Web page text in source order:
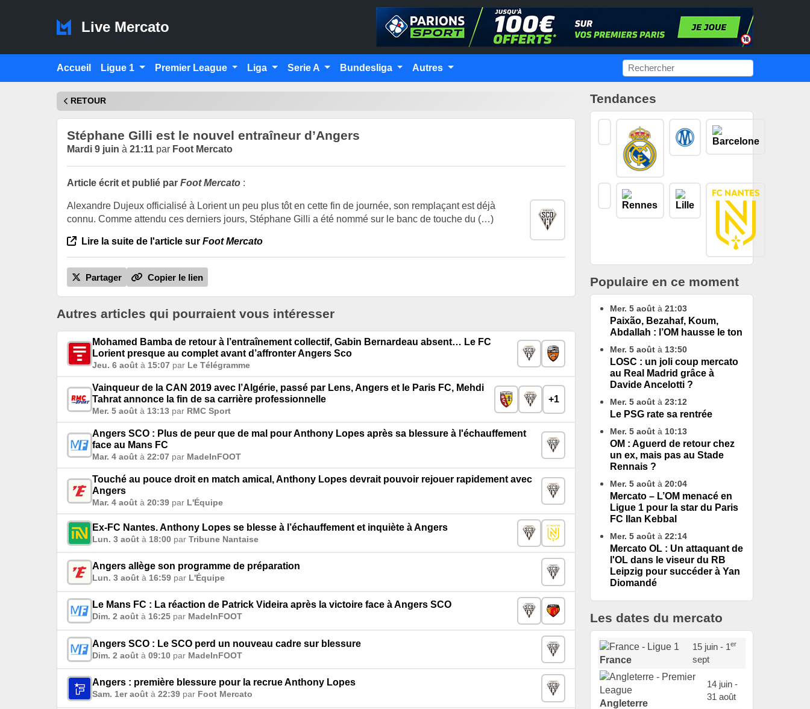
Live Mercato
Accueil Ligue 1 Premier League Liga Serie A Bundesliga Autres
RETOUR
Stéphane Gilli est le nouvel entraîneur d’Angers
Mardi 9 juin à 21:11 par Foot Mercato
Article écrit et publié par Foot Mercato :
Alexandre Dujeux officialisé à Lorient un peu plus tôt en cette fin de journée, son remplaçant est déjà
connu. Comme attendu ces derniers jours, Stéphane Gilli a été nommé sur le banc de touche du (…)
Lire la suite de l'article sur Foot Mercato
Partager Copier le lien
Autres articles qui pourraient vous intéresser
Mohamed Bamba de retour à l’entraînement collectif, Gabin Bernardeau absent… Le FC
Lorient presque au complet avant d’affronter Angers Sco
Jeu. 6 août à 15:07 par Le Télégramme
Vainqueur de la CAN 2019 avec l’Algérie, passé par Lens, Angers et le Paris FC, Mehdi
Tahrat annonce la fin de sa carrière professionnelle
Mer. 5 août à 13:13 par RMC Sport
+1
Angers SCO : Plus de peur que de mal pour Anthony Lopes après sa blessure à l'échauffement
face au Mans FC
Mar. 4 août à 22:07 par MadeInFOOT
Touché au pouce droit en match amical, Anthony Lopes devrait pouvoir rejouer rapidement avec
Angers
Mar. 4 août à 20:39 par L'Équipe
Ex-FC Nantes. Anthony Lopes se blesse à l’échauffement et inquiète à Angers
Lun. 3 août à 18:00 par Tribune Nantaise
Angers allège son programme de préparation
Lun. 3 août à 16:59 par L'Équipe
Le Mans FC : La réaction de Patrick Videira après la victoire face à Angers SCO
Dim. 2 août à 16:25 par MadeInFOOT
Angers SCO : Le SCO perd un nouveau cadre sur blessure
Dim. 2 août à 09:10 par MadeInFOOT
Angers : première blessure pour la recrue Anthony Lopes
Sam. 1er août à 22:39 par Foot Mercato
Tendances
Populaire en ce moment
Mer. 5 août à 21:03
Paixão, Bezahaf, Koum,
Abdallah : l’OM hausse le ton
Mer. 5 août à 13:50
LOSC : un joli coup mercato
au Real Madrid grâce à
Davide Ancelotti ?
Mer. 5 août à 23:12
Le PSG rate sa rentrée
Mer. 5 août à 10:13
OM : Aguerd de retour chez
un ex, mais pas au Stade
Rennais ?
Mer. 5 août à 20:04
Mercato – L’OM menacé en
Ligue 1 pour la star du Paris
FC Ilan Kebbal
Mer. 5 août à 22:14
Mercato OL : Un attaquant de
l'OL dans le viseur du RB
Leipzig pour succéder à Yan
Diomandé
Les dates du mercato
France
15 juin - 1er
sept
Angleterre
14 juin -
31 août